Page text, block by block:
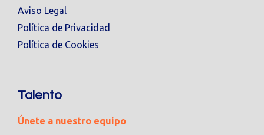
Aviso Legal
Política de Privacidad
Política de Cookies
Talento
Únete a nuestro equipo